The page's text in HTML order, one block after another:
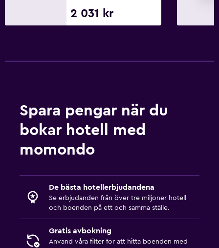
2 031 kr
Spara pengar när du
bokar hotell med
momondo
De bästa hotellerbjudandena
Se erbjudanden från över tre miljoner hotell
och boenden på ett och samma ställe.
Gratis avbokning
Använd våra filter för att hitta boenden med